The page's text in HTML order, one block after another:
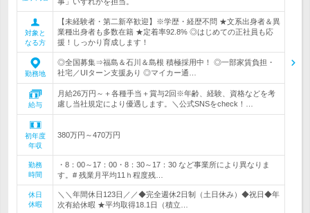
対象と
なる方
【未経験者・第二新卒歓迎】※学歴・経歴不問 ★文系出身者＆異
業種出身者も多数在籍 ★定着率92.8% ◎はじめての正社員も応
援！しっかり育成します！
勤務地
◎全国募集⇒福島＆石川＆島根 積極採用中！ ◎一部家賃負担・
社宅／UIターン支援あり ◎マイカー通…
給与
月給26万円～＋各種手当＋賞与2回※年齢、経験、資格などを考
慮し当社規定により優遇します。＼公式SNSをcheck！…
初年度
年収
380万円～470万円
勤務
時間
・8：00～17：00・8：30～17：30 など事業所により異なりま
す。# 残業月平均11ｈ程度残…
休日
休暇
＼＼年間休日123日／／◆完全週休2日制（土日休み）◆祝日◆年
次有給休暇 ★平均取得18.1日（積立…